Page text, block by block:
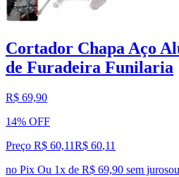
Cortador Chapa Aço
de Furadeira Funilaria
R$ 69,90
14% OFF
Preço R$ 60,11R$ 60,11
no Pix Ou 1x de R$ 69,90 sem jurosou